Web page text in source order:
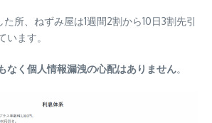
所、ねずみ屋は1週間2割から10日3割先引
います。
なく個人情報漏洩の心配はありません。